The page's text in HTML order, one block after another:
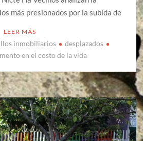
más presionados por la subida de
LEER MÁS
inmobiliarios
desplazados
en el costo de la vida